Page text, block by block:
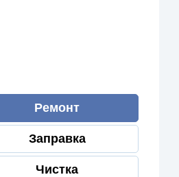
Ремонт
Заправка
Чистка